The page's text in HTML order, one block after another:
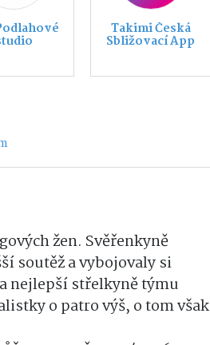
Třebíč ADomov
žen. Svěřenkyně
soutěž a vybojovaly si
nejlepší střelkyně týmu
o patro výš, o tom však